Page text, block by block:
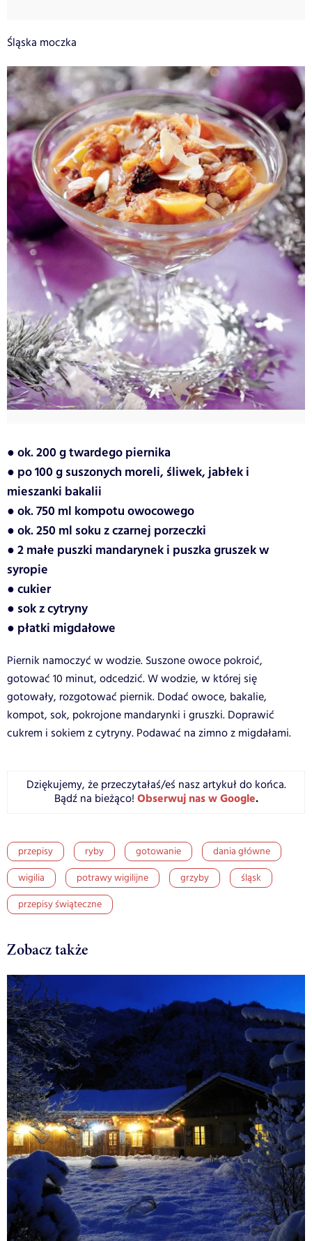
Śląska moczka
● ok. 200 g twardego piernika
● po 100 g suszonych moreli, śliwek, jabłek i
mieszanki bakalii
● ok. 750 ml kompotu owocowego
● ok. 250 ml soku z czarnej porzeczki
● 2 małe puszki mandarynek i puszka gruszek w
syropie
● cukier
● sok z cytryny
● płatki migdałowe
Piernik namoczyć w wodzie. Suszone owoce pokroić,
gotować 10 minut, odcedzić. W wodzie, w której się
gotowały, rozgotować piernik. Dodać owoce, bakalie,
kompot, sok, pokrojone mandarynki i gruszki. Doprawić
cukrem i sokiem z cytryny. Podawać na zimno z migdałami.
Dziękujemy, że przeczytałaś/eś nasz artykuł do końca.
Bądź na bieżąco! Obserwuj nas w Google.
przepisy ryby gotowanie
dania główne
wigilia
potrawy wigilijne grzyby
śląsk
przepisy świąteczne
Zobacz także